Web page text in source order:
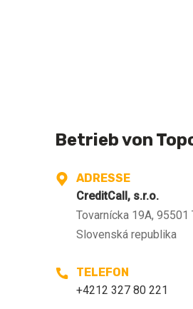
Betrieb von
ADRESSE
CreditCall, s.r.o.
Tovarnícka 19A, 95501
Slovenská republika
TELEFON
+4212 327 80 221